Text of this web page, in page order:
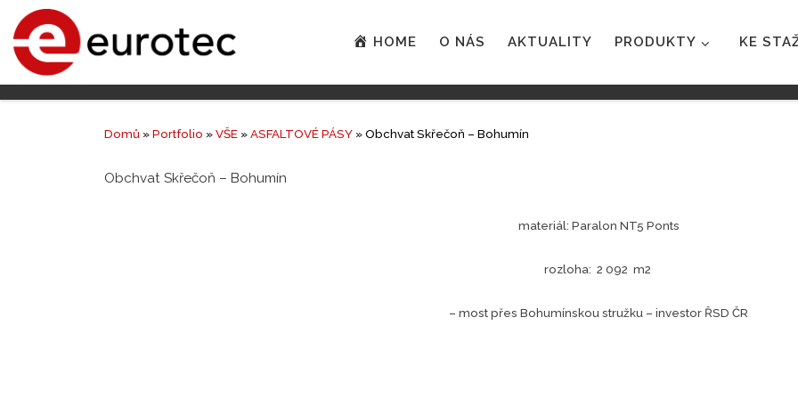
HOME O NÁS AKTUALITY PRODUKTY KE
Domů »Portfolio »VŠE »ASFALTOVÉ PÁSY »Obchvat Skřečoň – Bohumín
Obchvat Skřečoň – Bohumín
materiál: Paralon NT5 Ponts
rozloha: 2 092 m2
– most přes Bohumínskou stružku – investor ŘSD ČR